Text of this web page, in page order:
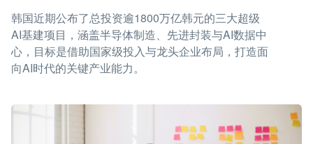
韩国近期公布了总投资逾1800万亿韩元的三大超级
AI基建项目，涵盖半导体制造、先进封装与AI数据中
心，目标是借助国家级投入与龙头企业布局，打造面
向AI时代的关键产业能力。